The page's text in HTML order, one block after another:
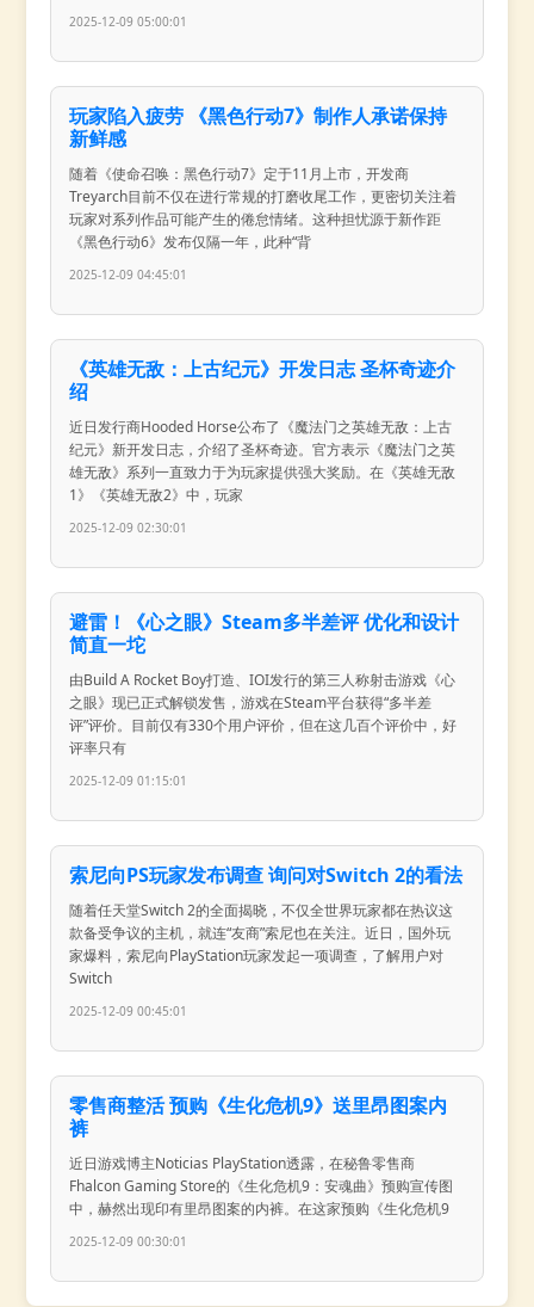
2025-12-09 05:00:01
玩家陷入疲劳 《黑色行动7》制作人承诺保持
新鲜感
随着《使命召唤：黑色行动7》定于11月上市，开发商
Treyarch目前不仅在进行常规的打磨收尾工作，更密切关注着
玩家对系列作品可能产生的倦怠情绪。这种担忧源于新作距
《黑色行动6》发布仅隔一年，此种“背
2025-12-09 04:45:01
《英雄无敌：上古纪元》开发日志 圣杯奇迹介
绍
近日发行商Hooded Horse公布了《魔法门之英雄无敌：上古
纪元》新开发日志，介绍了圣杯奇迹。官方表示《魔法门之英
雄无敌》系列一直致力于为玩家提供强大奖励。在《英雄无敌
1》《英雄无敌2》中，玩家
2025-12-09 02:30:01
避雷！《心之眼》Steam多半差评 优化和设计
简直一坨
由Build A Rocket Boy打造、IOI发行的第三人称射击游戏《心
之眼》现已正式解锁发售，游戏在Steam平台获得“多半差
评”评价。目前仅有330个用户评价，但在这几百个评价中，好
评率只有
2025-12-09 01:15:01
索尼向PS玩家发布调查 询问对Switch 2的看法
随着任天堂Switch 2的全面揭晓，不仅全世界玩家都在热议这
款备受争议的主机，就连“友商”索尼也在关注。近日，国外玩
家爆料，索尼向PlayStation玩家发起一项调查，了解用户对
Switch
2025-12-09 00:45:01
零售商整活 预购《生化危机9》送里昂图案内
裤
近日游戏博主Noticias PlayStation透露，在秘鲁零售商
Fhalcon Gaming Store的《生化危机9：安魂曲》预购宣传图
中，赫然出现印有里昂图案的内裤。在这家预购《生化危机9
2025-12-09 00:30:01